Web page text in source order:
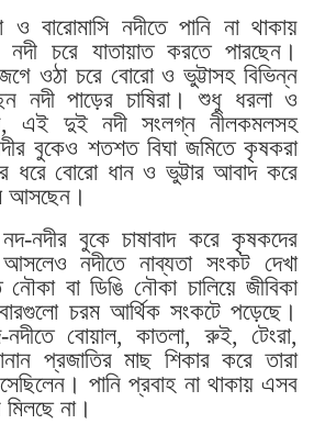
বারোমাসি নদীতে পানি না থাকায়
চরে যাতায়াত করতে পারছেন।
ওঠা চরে বোরো ও ভুট্টাসহ বিভিন্ন
নদী পাড়ের চাষিরা। শুধু ধরলা ও
এই দুই নদী সংলগ্ন নীলকমলসহ
বুকেও শতশত বিঘা জমিতে কৃষকরা
বোরো ধান ও ভুট্টার আবাদ করে
আসছেন।
নদীর বুকে চাষাবাদ করে কৃষকদের
নদীতে নাব্যতা সংকট দেখা
নৌকা বা ডিঙি নৌকা চালিয়ে জীবিকা
চরম আর্থিক সংকটে পড়েছে।
নদীতে বোয়াল, কাতলা, রুই, টেংরা,
প্রজাতির মাছ শিকার করে তারা
পানি প্রবাহ না থাকায় এসব
না।